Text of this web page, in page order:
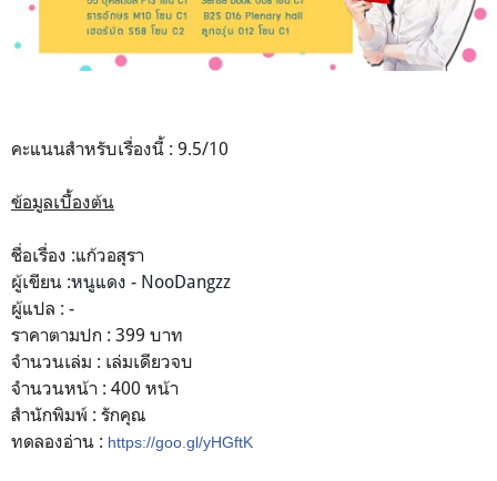
คะแนนสำหรับเรื่องนี้ : 9.5/10
ข้อมูลเบื้องต้น
ชื่อเรื่อง :แก้วอสุรา
ผู้เขียน :หนูแดง - NooDangzz
ผู้แปล : -
ราคาตามปก : 399 บาท
จำนวนเล่ม : เล่มเดียวจบ
จำนวนหน้า : 400 หน้า
สำนักพิมพ์ : รักคุณ
ทดลองอ่าน : https://goo.gl/yHGftK